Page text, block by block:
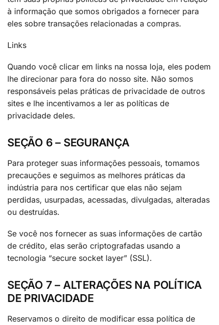
à informação que somos obrigados a fornecer para
eles sobre transações relacionadas a compras.
Links
Quando você clicar em links na nossa loja, eles podem
lhe direcionar para fora do nosso site. Não somos
responsáveis pelas práticas de privacidade de outros
sites e lhe incentivamos a ler as políticas de
privacidade deles.
SEÇÃO 6 – SEGURANÇA
Para proteger suas informações pessoais, tomamos
precauções e seguimos as melhores práticas da
indústria para nos certificar que elas não sejam
perdidas, usurpadas, acessadas, divulgadas, alteradas
ou destruídas.
Se você nos fornecer as suas informações de cartão
de crédito, elas serão criptografadas usando a
tecnologia “secure socket layer” (SSL).
SEÇÃO 7 – ALTERAÇÕES NA POLÍTICA
DE PRIVACIDADE
Reservamos o direito de modificar essa política de